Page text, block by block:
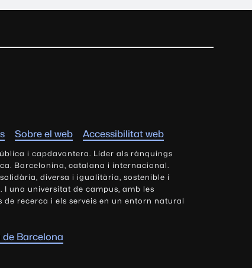
Sobre el web Accessibilitat web
i capdavantera. Líder als rànquings
Barcelonina, catalana i internacional.
diversa i igualitària, sostenible i
una universitat de campus, amb les
de recerca i els serveis en un entorn natural
Barcelona